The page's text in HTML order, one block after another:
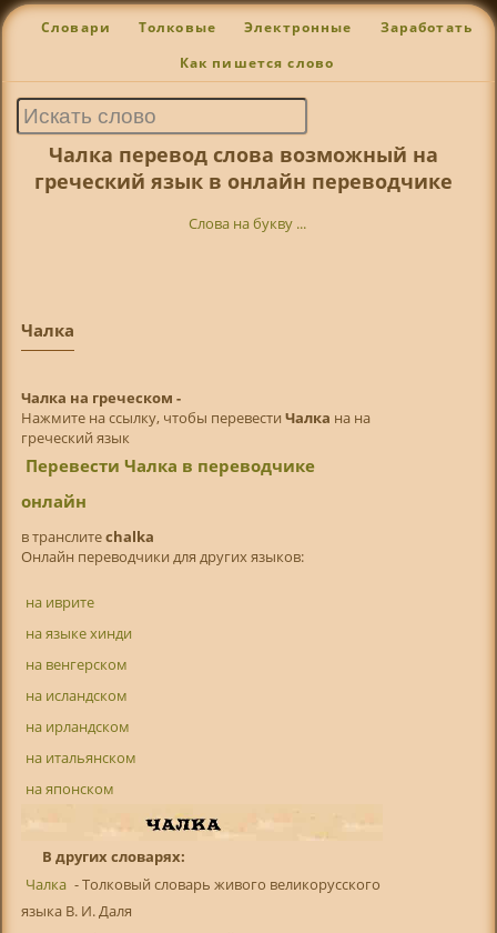
Словари Толковые Электронные Заработать
Как пишется слово
Чалка перевод слова возможный на
греческий язык в онлайн переводчике
Слова на букву ...
Чалка
Чалка на греческом -
Нажмите на ссылку, чтобы перевести Чалка на на
греческий язык
Перевести Чалка в переводчике
онлайн
в транслитechalka
Онлайн переводчики для других языков:
на иврите
на языке хинди
на венгерском
на исландском
на ирландском
на итальянском
на японском
В других словарях:
Чалка - Толковый словарь живого великорусского
языка В. И. Даля